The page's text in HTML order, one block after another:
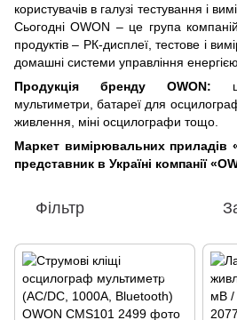
користувачів в галузі тестування і
Сьогодні OWON – це група
продуктів – РК-дисплеї, тестове і
домашні системи управління енергією.
Продукція бренду OWON:
мультиметри, батареї для
живлення, міні осцилографи тощо.
Маркет вимірювальних приладів
представник в Україні компанії
Фільтр